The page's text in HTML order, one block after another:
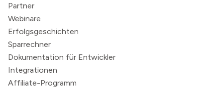
Partner
Webinare
Erfolgsgeschichten
Sparrechner
Dokumentation für Entwickler
Integrationen
Affiliate-Programm